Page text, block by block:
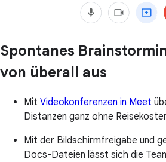
Spontanes
von überall aus
Mit Videokonferenzen in Meet
Distanzen ganz ohne
Mit der Bildschirmfreigabe und
Docs-Dateien lässt sich die